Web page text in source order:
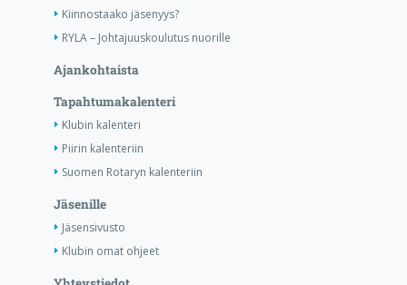
Kiinnostaako jäsenyys?
RYLA – Johtajuuskoulutus nuorille
Ajankohtaista
Tapahtumakalenteri
Klubin kalenteri
Piirin kalenteriin
Suomen Rotaryn kalenteriin
Jäsenille
Jäsensivusto
Klubin omat ohjeet